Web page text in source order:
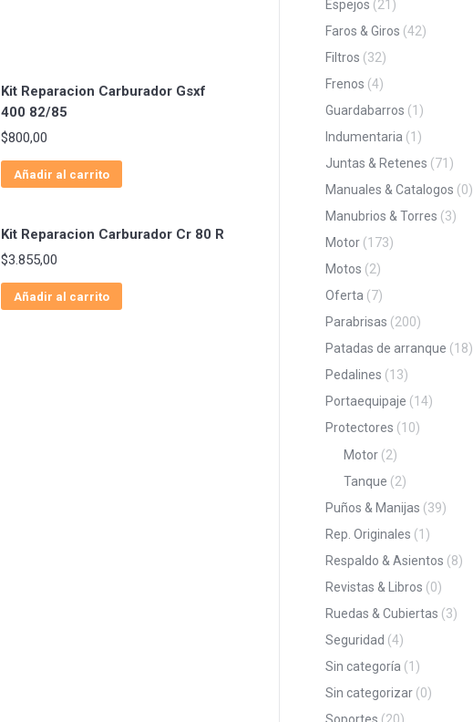
Kit Reparacion Carburador Gsxf
400 82/85
$800,00
Añadir al carrito
Kit Reparacion Carburador Cr 80 R
$3.855,00
Añadir al carrito
Espejos (21)
Faros & Giros (42)
Filtros (32)
Frenos (4)
Guardabarros (1)
Indumentaria (1)
Juntas & Retenes (71)
Manuales & Catalogos (0)
Manubrios & Torres (3)
Motor (173)
Motos (2)
Oferta (7)
Parabrisas (200)
Patadas de arranque (18)
Pedalines (13)
Portaequipaje (14)
Protectores (10)
Motor (2)
Tanque (2)
Puños & Manijas (39)
Rep. Originales (1)
Respaldo & Asientos (8)
Revistas & Libros (0)
Ruedas & Cubiertas (3)
Seguridad (4)
Sin categoría (1)
Sin categorizar (0)